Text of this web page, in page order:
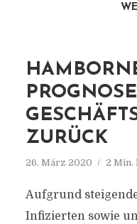
ZURÜCK
26. März 2020 2 Min.
Aufgrund
Infizierten sowie